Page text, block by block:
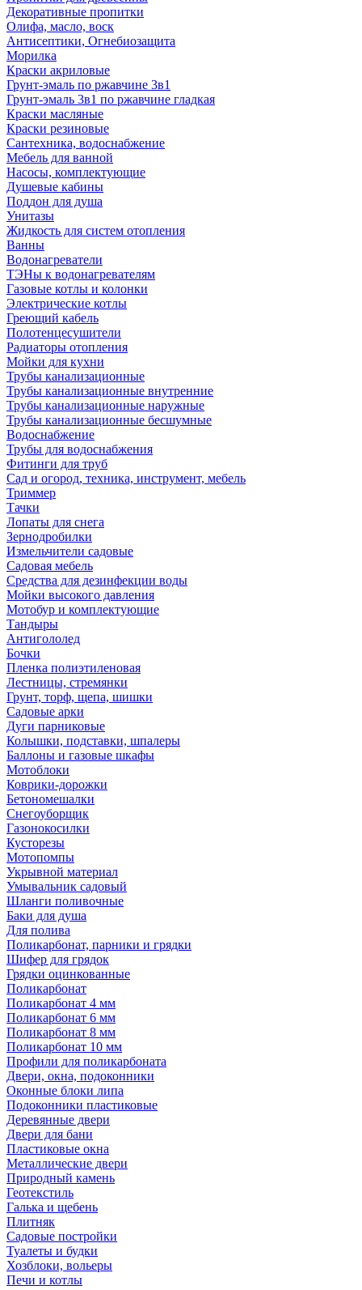
Декоративные пропитки
Олифа, масло, воск
Антисептики, Огнебиозащита
Морилка
Краски акриловые
Грунт-эмаль по ржавчине 3в1
Грунт-эмаль 3в1 по ржавчине гладкая
Краски масляные
Краски резиновые
Сантехника, водоснабжение
Мебель для ванной
Насосы, комплектующие
Душевые кабины
Поддон для душа
Унитазы
Жидкость для систем отопления
Ванны
Водонагреватели
ТЭНы к водонагревателям
Газовые котлы и колонки
Электрические котлы
Греющий кабель
Полотенцесушители
Радиаторы отопления
Мойки для кухни
Трубы канализационные
Трубы канализационные внутренние
Трубы канализационные наружные
Трубы канализационные бесшумные
Водоснабжение
Трубы для водоснабжения
Фитинги для труб
Сад и огород, техника, инструмент, мебель
Триммер
Тачки
Лопаты для снега
Зернодробилки
Измельчители садовые
Садовая мебель
Средства для дезинфекции воды
Мойки высокого давления
Мотобур и комплектующие
Тандыры
Антигололед
Бочки
Пленка полиэтиленовая
Лестницы, стремянки
Грунт, торф, щепа, шишки
Садовые арки
Дуги парниковые
Колышки, подставки, шпалеры
Баллоны и газовые шкафы
Мотоблоки
Коврики-дорожки
Бетономешалки
Снегоуборщик
Газонокосилки
Кусторезы
Мотопомпы
Укрывной материал
Умывальник садовый
Шланги поливочные
Баки для душа
Для полива
Поликарбонат, парники и грядки
Шифер для грядок
Грядки оцинкованные
Поликарбонат
Поликарбонат 4 мм
Поликарбонат 6 мм
Поликарбонат 8 мм
Поликарбонат 10 мм
Профили для поликарбоната
Двери, окна, подоконники
Оконные блоки липа
Подоконники пластиковые
Деревянные двери
Двери для бани
Пластиковые окна
Металлические двери
Природный камень
Геотекстиль
Галька и щебень
Плитняк
Садовые постройки
Туалеты и будки
Хозблоки, вольеры
Печи и котлы